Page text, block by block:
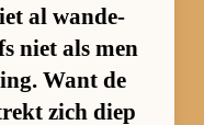
al wan­de­
niet als men
Want de
zich diep